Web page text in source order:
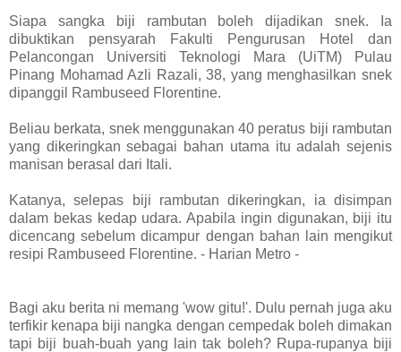
Siapa sangka biji rambutan boleh dijadikan snek. Ia
dibuktikan pensyarah Fakulti Pengurusan Hotel dan
Pelancongan Universiti Teknologi Mara (UiTM) Pulau
Pinang Mohamad Azli Razali, 38, yang menghasilkan snek
dipanggil Rambuseed Florentine.
Beliau berkata, snek menggunakan 40 peratus biji rambutan
yang dikeringkan sebagai bahan utama itu adalah sejenis
manisan berasal dari Itali.
Katanya, selepas biji rambutan dikeringkan, ia disimpan
dalam bekas kedap udara. Apabila ingin digunakan, biji itu
dicencang sebelum dicampur dengan bahan lain mengikut
resipi Rambuseed Florentine. - Harian Metro -
Bagi aku berita ni memang 'wow gitu!'. Dulu pernah juga aku
terfikir kenapa biji nangka dengan cempedak boleh dimakan
tapi biji buah-buah yang lain tak boleh? Rupa-rupanya biji